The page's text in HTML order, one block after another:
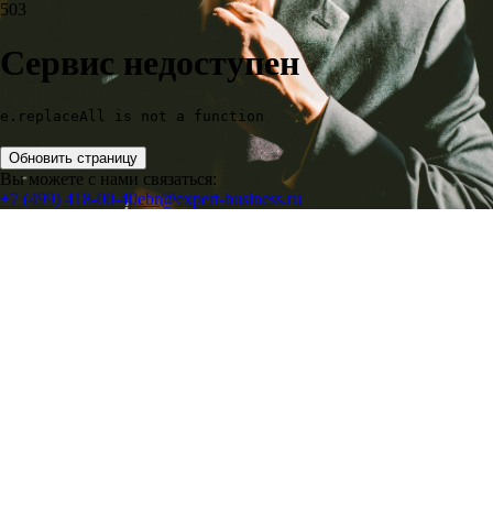
503
Сервис недоступен
e.replaceAll is not a function
Обновить страницу
Вы можете с нами связаться:
+7 (499) 418-00-40ebr@expert-business.ru